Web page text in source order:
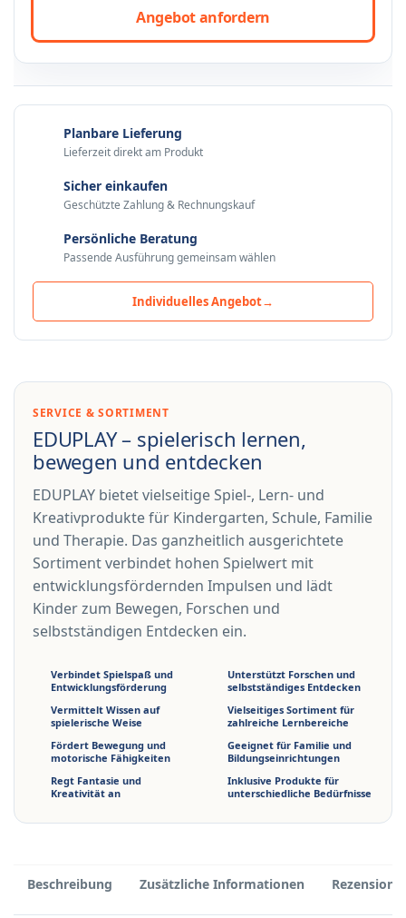
Angebot anfordern
Planbare Lieferung
Lieferzeit direkt am Produkt
Sicher einkaufen
Geschützte Zahlung & Rechnungskauf
Persönliche Beratung
Passende Ausführung gemeinsam wählen
Individuelles Angebot→
SERVICE & SORTIMENT
EDUPLAY – spielerisch lernen,
bewegen und entdecken
EDUPLAY bietet vielseitige Spiel-, Lern- und
Kreativprodukte für Kindergarten, Schule, Familie
und Therapie. Das ganzheitlich ausgerichtete
Sortiment verbindet hohen Spielwert mit
entwicklungsfördernden Impulsen und lädt
Kinder zum Bewegen, Forschen und
selbstständigen Entdecken ein.
Verbindet Spielspaß und
Entwicklungsförderung
Vermittelt Wissen auf
spielerische Weise
Fördert Bewegung und
motorische Fähigkeiten
Regt Fantasie und
Kreativität an
Unterstützt Forschen und
selbstständiges Entdecken
Vielseitiges Sortiment für
zahlreiche Lernbereiche
Geeignet für Familie und
Bildungseinrichtungen
Inklusive Produkte für
unterschiedliche Bedürfnisse
Beschreibung Zusätzliche Informationen